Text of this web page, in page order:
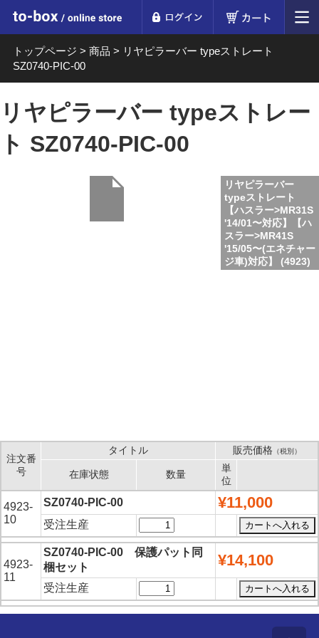
to-box online store
トップページ > 商品 > リヤピラーバー typeストレート
SZ0740-PIC-00
リヤピラーバー typeストレー
ト SZ0740-PIC-00
リヤピラーバー
typeストレート
【ハスラー>MR31S
'14/01〜対応】【ハ
スラー>MR41S
'15/05〜(エネチャー
ジ車)対応】 (4923)
注文番
号
タイトル 販売価格（税別）
在庫状態 数量
単
位
4923-
10
SZ0740-PIC-00 ¥11,000
受注生産
4923-
11
SZ0740-PIC-00 保護パット同
梱セット
¥14,100
受注生産